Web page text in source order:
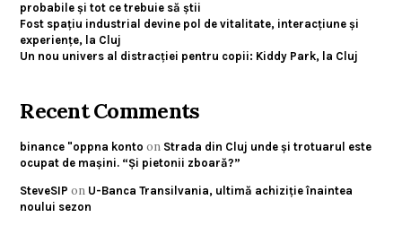
probabile și tot ce trebuie să știi
Fost spațiu industrial devine pol de vitalitate, interacțiune și
experiențe, la Cluj
Un nou univers al distracției pentru copii: Kiddy Park, la Cluj
Recent Comments
binance "oppna konto on Strada din Cluj unde și trotuarul este
ocupat de mașini. “Și pietonii zboară?”
SteveSIP on U-Banca Transilvania, ultimă achiziție înaintea
noului sezon